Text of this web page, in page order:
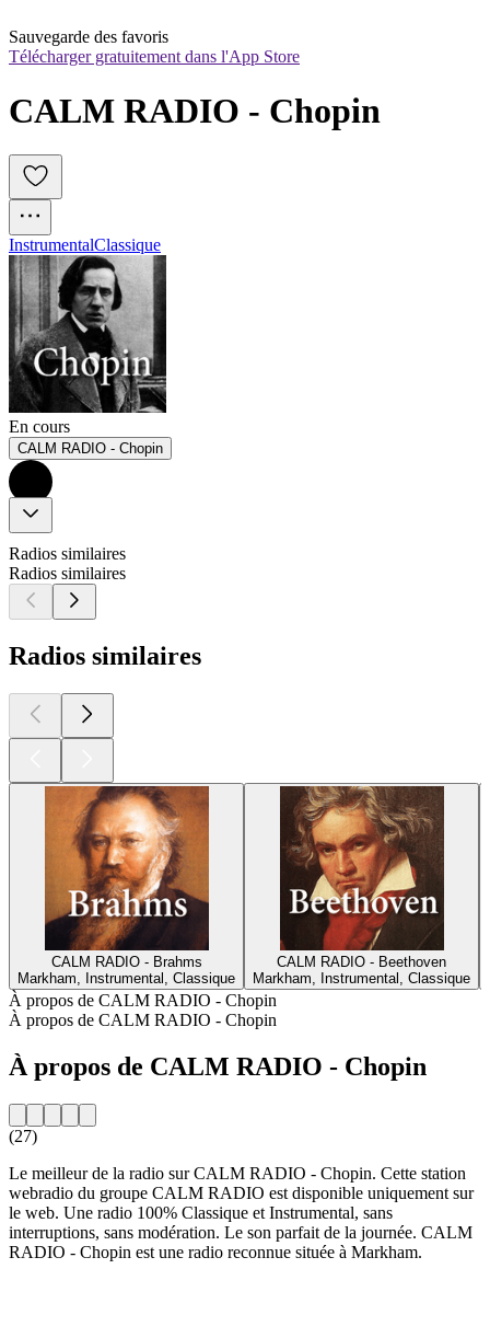
Sauvegarde des favoris
Télécharger gratuitement dans l'App Store
CALM RADIO - Chopin
InstrumentalClassique
En cours
CALM RADIO - Chopin
Radios similaires
Radios similaires
Radios similaires
CALM RADIO - Brahms
Markham, Instrumental, Classique
CALM RADIO - Beethoven
Markham, Instrumental, Classique
À propos de CALM RADIO - Chopin
À propos de CALM RADIO - Chopin
À propos de CALM RADIO - Chopin
(27)
Le meilleur de la radio sur CALM RADIO - Chopin. Cette station
webradio du groupe CALM RADIO est disponible uniquement sur
le web. Une radio 100% Classique et Instrumental, sans
interruptions, sans modération. Le son parfait de la journée. CALM
RADIO - Chopin est une radio reconnue située à Markham.